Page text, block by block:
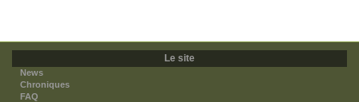
Le site
News
Chroniques
FAQ